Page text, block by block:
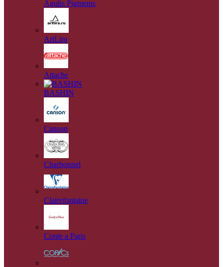
Agulis Pigments
ArtLira
Attache
BASHIN
Canson
Charbonnel
Clairefontaine
Conte a Paris